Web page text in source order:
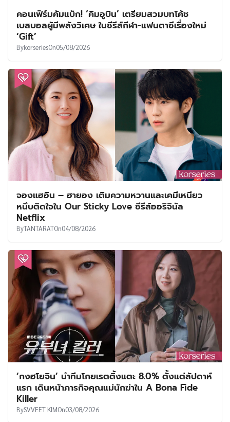
คอนเฟิร์มคัมแบ็ก! ‘คิมอูบิน’ เตรียมสวมบทโค้ช
เบสบอลผู้มีพลังวิเศษ ในซีรีส์กีฬา-แฟนตาซีเรื่องใหม่
‘Gift’
BykorseriesOn05/08/2026
จองแฮอิน – ฮายอง เติมความหวานและเคมีเหนียว
หนึบติดใจใน Our Sticky Love ซีรีส์ออริจินัล
Netflix
ByTANTARATOn04/08/2026
‘กงฮโยจิน’ นำทีมโกยเรตติ้งแตะ 8.0% ตั้งแต่สัปดาห์
แรก เดินหน้าภารกิจคุณแม่นักฆ่าใน A Bona Fide
Killer
BySVVEET KIMOn03/08/2026